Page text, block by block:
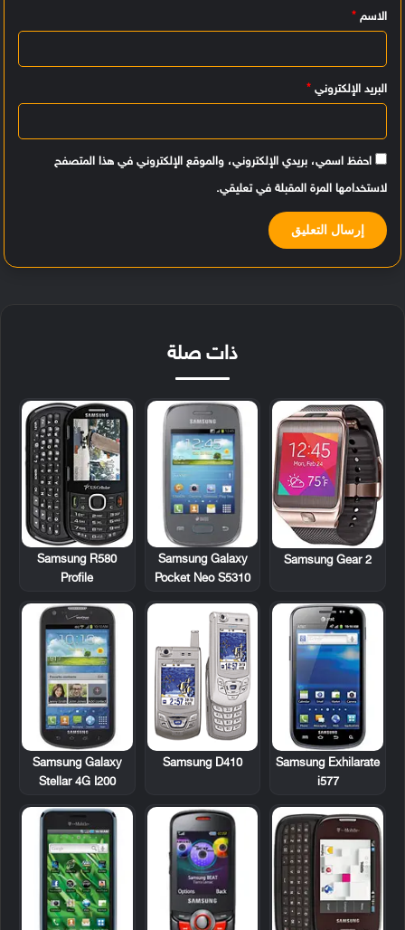
ق
الاسم *
البريد الإلكتروني *
احفظ اسمي، بريدي الإلكتروني، والموقع الإلكتروني في هذا المتصفح
لاستخدامها المرة المقبلة في تعليقي.
ذات صلة
Samsung Gear 2
Samsung Galaxy
Pocket Neo S5310
Samsung R580
Profile
Samsung Exhilarate
i577
Samsung D410
Samsung Galaxy
Stellar 4G I200